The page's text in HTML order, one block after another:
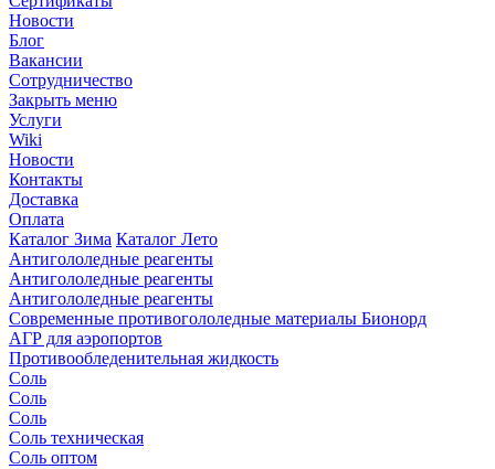
Новости
Блог
Вакансии
Сотрудничество
Закрыть меню
Услуги
Wiki
Новости
Контакты
Доставка
Оплата
Каталог Зима Каталог Лето
Антигололедные реагенты
Антигололедные реагенты
Антигололедные реагенты
Современные противогололедные материалы Бионорд
АГР для аэропортов
Противообледенительная жидкость
Соль
Соль
Соль
Соль техническая
Соль оптом